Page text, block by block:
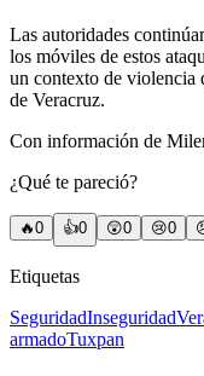
Las autoridades
los móviles de estos
un contexto de violencia
de Veracruz.
Con información de
¿Qué te pareció?
🔥0 👍0 😲0 😢0
Etiquetas
SeguridadInseguridad
armadoTuxpan